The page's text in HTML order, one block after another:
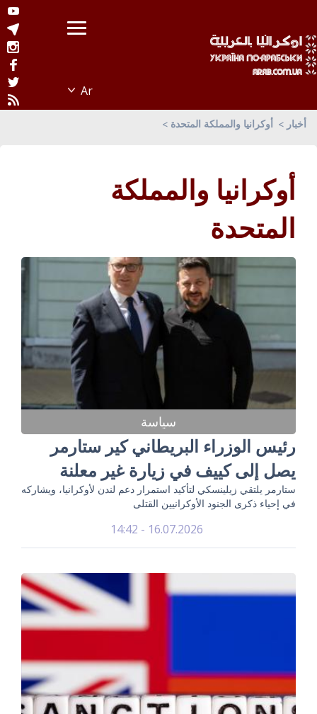
أخبار أوكرانيا والمملكة المتحدة
أوكرانيا والمملكة
المتحدة
سياسة
رئيس الوزراء البريطاني كير ستارمر
يصل إلى كييف في زيارة غير معلنة
ستارمر يلتقي زيلينسكي لتأكيد استمرار دعم لندن لأوكرانيا، ويشاركه
في إحياء ذكرى الجنود الأوكرانيين القتلى
16.07.2026 - 14:42